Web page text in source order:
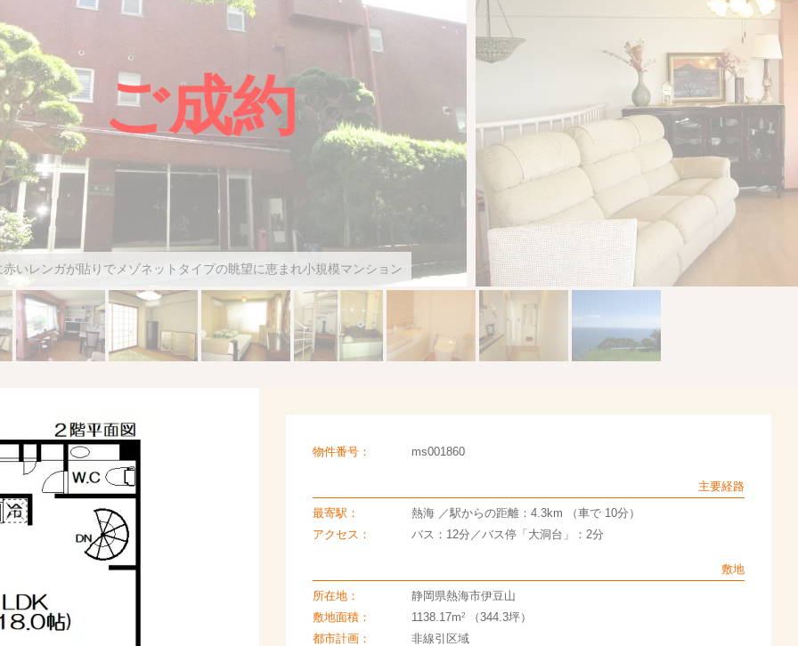
ご成約
いレンガが貼りでメゾネットタイプの眺望に恵まれ小規模マンション
物件番号： ms001860
主要経路
最寄駅：
熱海 ／駅からの距離：4.3km （車で 10分）
アクセス：
バス：12分／バス停「大洞台」：2分
敷地
所在地：
静岡県熱海市伊豆山
敷地面積：
1138.17m2（344.3坪）
都市計画：
非線引区域